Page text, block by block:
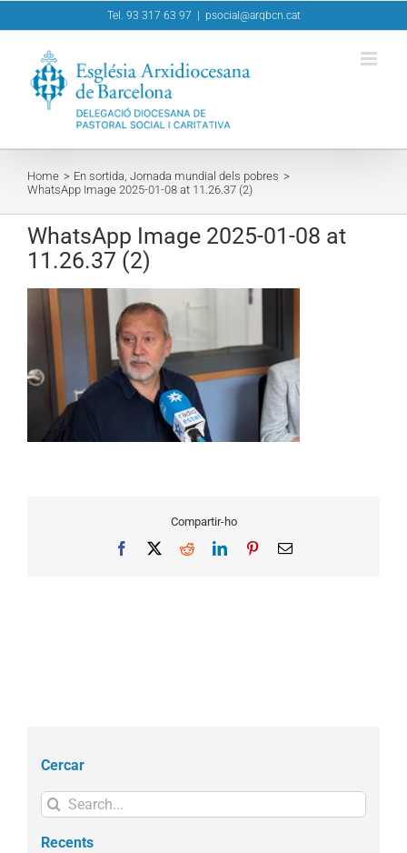
to
Tel. 93 317 63 97 psocial@arqbcn.cat
Home
En sortida, Jornada mundial dels pobres
WhatsApp Image 2025-01-08 at 11.26.37 (2)
WhatsApp Image 2025-01-08 at
11.26.37 (2)
Compartir-ho
Facebook RedditLinkedInPinterestEmail
Cercar
Search
for:
Recents